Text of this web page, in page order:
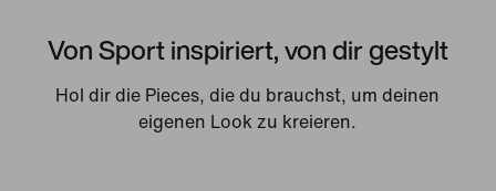
Von Sport inspiriert, von dir gestylt
Hol dir die Pieces, die du brauchst, um deinen
eigenen Look zu kreieren.